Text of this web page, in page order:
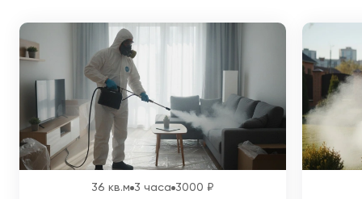
36 кв.м 3 часа 3000 ₽